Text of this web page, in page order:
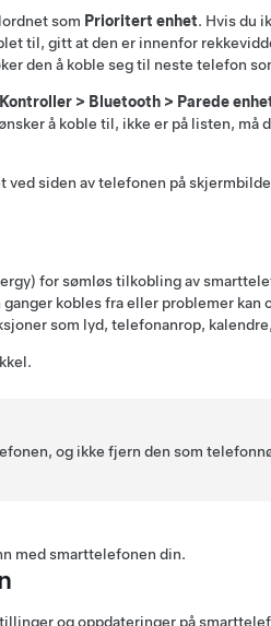
som Prioritert enhet. Hvis du
til, gitt at den er innenfor
den å koble seg til neste telefon
Kontroller > Bluetooth > Parede
å koble til, ikke er på listen, må
siden av telefonen på
for sømløs tilkobling av
kobles fra eller problemer
som lyd, telefonanrop,
og ikke fjern den som
med smarttelefonen din.
og oppdateringer på